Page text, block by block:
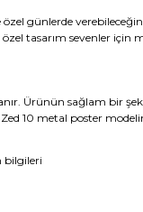
özel günlerde
özel tasarım sevenler
Ürünün sağlam bir
10 metal poster